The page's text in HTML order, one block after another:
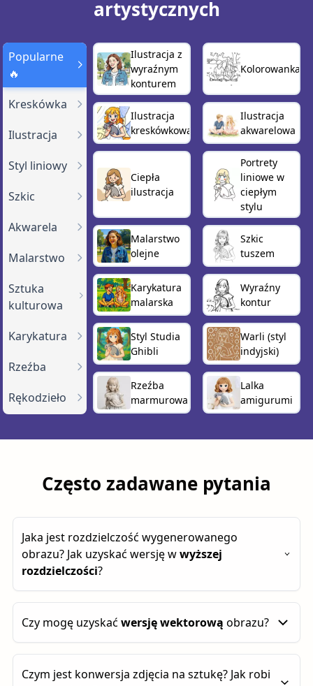
artystycznych
Popularne
🔥
Kreskówka
Ilustracja
Styl liniowy
Szkic
Akwarela
Malarstwo
Sztuka
kulturowa
Karykatura
Rzeźba
Rękodzieło
Ilustracja z
wyraźnym
konturem
Kolorowanka
Ilustracja
kreskówkowa
Ilustracja
akwarelowa
Ciepła
ilustracja
Portrety
liniowe w
ciepłym
stylu
Malarstwo
olejne
Szkic
tuszem
Karykatura
malarska
Wyraźny
kontur
Styl Studia
Ghibli
Warli (styl
indyjski)
Rzeźba
marmurowa
Lalka
amigurumi
Często zadawane pytania
Jaka jest rozdzielczość wygenerowanego
obrazu? Jak uzyskać wersję wwyższej
rozdzielczości?
megapiksela. Możesz zwiększyć rozdzielczość do
4 megapikseli, klikając przycisk„2× Upscale”.
Czy mogę uzyskać wersję wektorową obrazu?
Najlepiej sprawdza się ona w przypadku obrazów z
Czym jest konwersja zdjęcia na sztukę? Jak robi